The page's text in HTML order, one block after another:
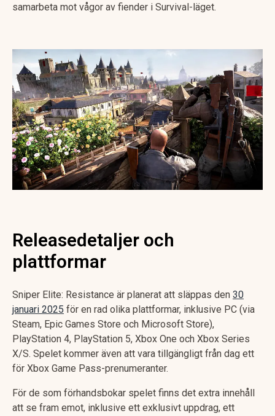
samarbeta mot vågor av fiender i Survival-läget.
Releasedetaljer och
plattformar
Sniper Elite: Resistance är planerat att släppas den 30
januari 2025 för en rad olika plattformar, inklusive PC (via
Steam, Epic Games Store och Microsoft Store),
PlayStation 4, PlayStation 5, Xbox One och Xbox Series
X/S. Spelet kommer även att vara tillgängligt från dag ett
för Xbox Game Pass-prenumeranter.
För de som förhandsbokar spelet finns det extra innehåll
att se fram emot, inklusive ett exklusivt uppdrag, ett